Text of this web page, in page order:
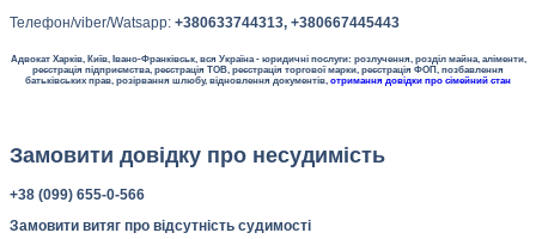
Телефон/viber/Watsapp: +380633744313, +380667445443
Адвокат Харків, Київ, Івано-Франківськ, вся Україна - юридичні послуги: розлучення, розділ майна, аліменти,
реєстрація підприємства, реєстрація ТОВ, реєстрація торгової марки, реєстрація ФОП, позбавлення
батьківських прав, розірвання шлюбу, відновлення документів, отримання довідки про сімейний стан
Замовити довідку про несудимість
+38 (099) 655-0-566
Замовити витяг про відсутність судимості